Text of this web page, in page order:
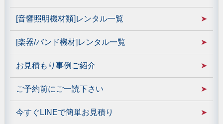
[音響照明機材類]レンタル一覧
[楽器/バンド機材]レンタル一覧
お見積もり事例ご紹介
ご予約前にご一読下さい
今すぐLINEで簡単お見積り